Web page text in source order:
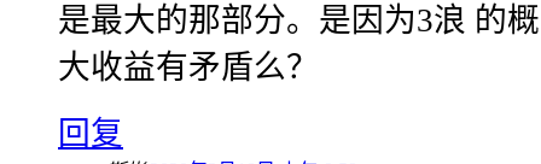
是最大的那部分。是因为3浪 的
大收益有矛盾么？
回复